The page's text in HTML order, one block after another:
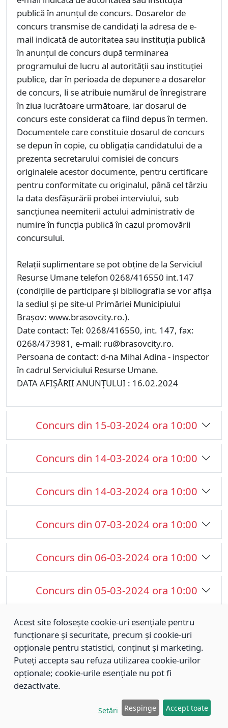
publică în anunțul de concurs. Dosarelor de
concurs transmise de candidați la adresa de e-
mail indicată de autoritatea sau instituția publică
în anunțul de concurs după terminarea
programului de lucru al autorității sau instituției
publice, dar în perioada de depunere a dosarelor
de concurs, li se atribuie numărul de înregistrare
în ziua lucrătoare următoare, iar dosarul de
concurs este considerat ca fiind depus în termen.
Documentele care constituie dosarul de concurs
se depun în copie, cu obligația candidatului de a
prezenta secretarului comisiei de concurs
originalele acestor documente, pentru certificare
pentru conformitate cu originalul, până cel târziu
la data desfășurării probei interviului, sub
sancțiunea neemiterii actului administrativ de
numire în funcția publică în cazul promovării
concursului.
Relaţii suplimentare se pot obţine de la Serviciul
Resurse Umane telefon 0268/416550 int.147
(condiţiile de participare şi bibliografia se vor afişa
la sediul şi pe site-ul Primăriei Municipiului
Braşov: www.brasovcity.ro.).
Date contact: Tel: 0268/416550, int. 147, fax:
0268/473981, e-mail: ru@brasovcity.ro.
Persoana de contact: d-na Mihai Adina - inspector
în cadrul Serviciului Resurse Umane.
DATA AFIŞĂRII ANUNŢULUI : 16.02.2024
Concurs din 15-03-2024 ora 10:00
Concurs din 14-03-2024 ora 10:00
Concurs din 14-03-2024 ora 10:00
Concurs din 07-03-2024 ora 10:00
Concurs din 06-03-2024 ora 10:00
Concurs din 05-03-2024 ora 10:00
Concurs din 04-03-2024 ora 10:00
Concurs din 08-02-2024 ora 10:00
Concurs din 11-01-2024 ora 10:00
Acest site folosește cookie-uri esențiale pentru
funcționare și securitate, precum și cookie-uri
opționale pentru statistici, conținut și marketing.
Puteți accepta sau refuza utilizarea cookie-urilor
opționale; cookie-urile esențiale nu pot fi
dezactivate.
Setări Respinge Accept toate